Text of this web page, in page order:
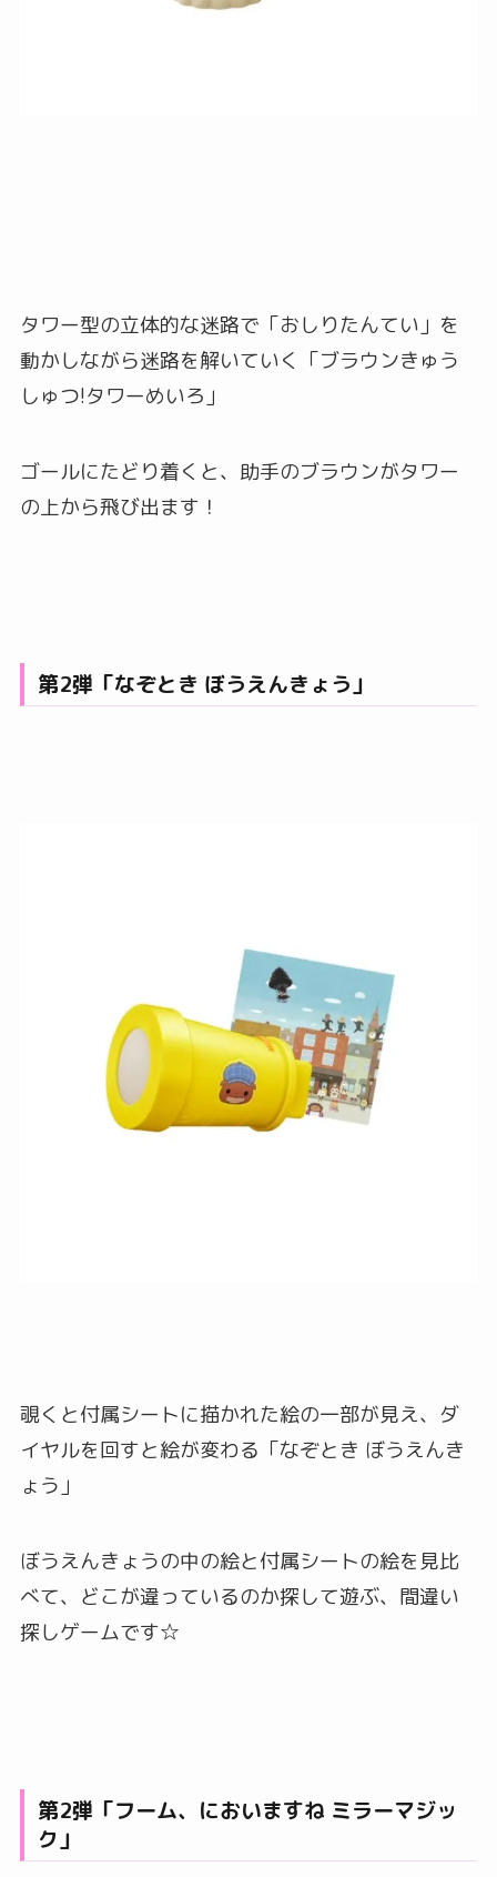
タワー型の立体的な迷路で「おしりたんてい」を
動かしながら迷路を解いていく「ブラウンきゅう
しゅつ!タワーめいろ」
ゴールにたどり着くと、助手のブラウンがタワー
の上から飛び出ます！
第2弾「なぞとき ぼうえんきょう」
覗くと付属シートに描かれた絵の一部が見え、ダ
イヤルを回すと絵が変わる「なぞとき ぼうえんき
ょう」
ぼうえんきょうの中の絵と付属シートの絵を見比
べて、どこが違っているのか探して遊ぶ、間違い
探しゲームです☆
第2弾「フーム、においますね ミラーマジッ
ク」